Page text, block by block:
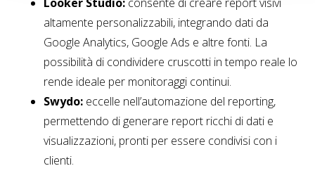
altamente personalizzabili, integrando dati da
Google Analytics, Google Ads e altre fonti. La
possibilità di condividere cruscotti in tempo reale lo
rende ideale per monitoraggi continui.
Swydo: eccelle nell’automazione del reporting,
permettendo di generare report ricchi di dati e
visualizzazioni, pronti per essere condivisi con i
clienti.